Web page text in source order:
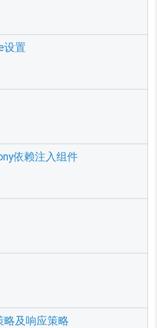
设置
依赖注入组件
略及响应策略